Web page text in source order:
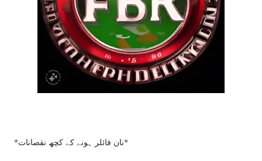
*نان فائلر ہونے کے کچھ نقصانات*